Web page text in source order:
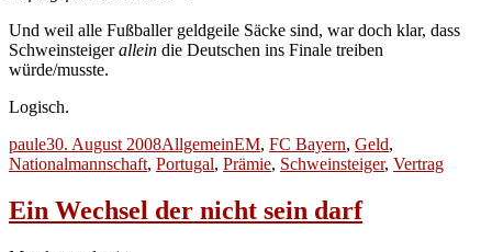
Und weil alle Fußballer geldgeile Säcke sind, war doch klar, dass
Schweinsteigerallein die Deutschen ins Finale treiben
würde/musste.
Logisch.
Autor
pauleVeröffentlicht
am
30. August 2008Kategorien
AllgemeinSchlagwörter
EM, FC Bayern, Geld,
Nationalmannschaft, Portugal, Prämie, Schweinsteiger, Vertrag
Ein Wechsel der nicht sein darf